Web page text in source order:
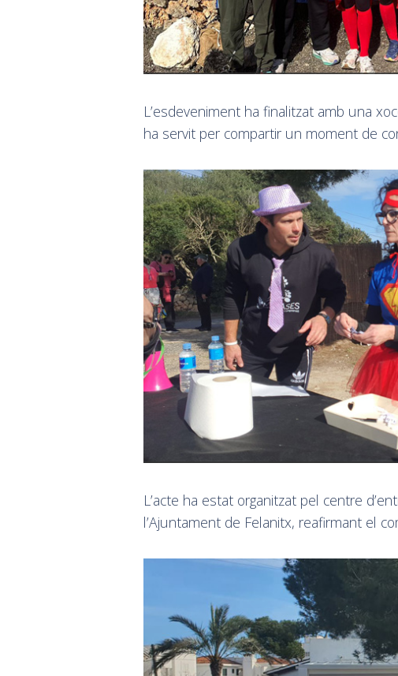
L’esdeveniment ha finalitzat amb una
ha servit per compartir un moment de
L’acte ha estat organitzat pel centre
l’Ajuntament de Felanitx, reafirmant el